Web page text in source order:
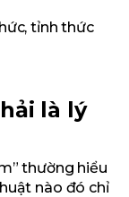
tỉnh thức
là lý
thường hiểu
nào đó chỉ